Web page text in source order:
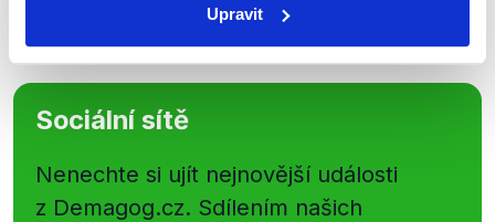
Upravit WhatsApp
Sociální sítě
Nenechte si ujít nejnovější události
z Demagog.cz. Sdílením našich